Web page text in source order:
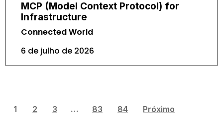
MCP (Model Context Protocol) for
Infrastructure
Connected World
6 de julho de 2026
1 2 3 … 83 84 Próximo